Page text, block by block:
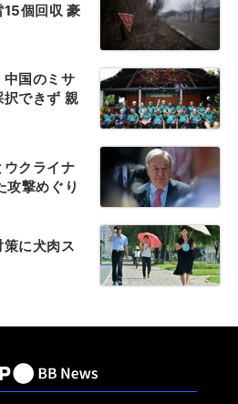
個回収 豪
国のミサ
できず 親
クライナ
攻撃めぐり
に犬肉ス